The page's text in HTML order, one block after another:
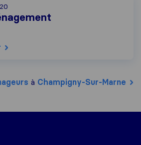
à Champigny-Sur-Marne